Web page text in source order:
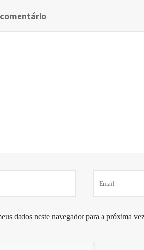
dados neste navegador para a próxima